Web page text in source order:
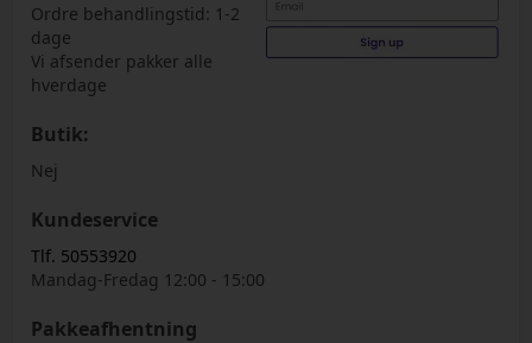
Ordre behandlingstid: 1-2
dage
Vi afsender pakker alle
hverdage
Butik:
Nej
Kundeservice
Tlf. 50553920
Mandag-Fredag 12:00 - 15:00
Pakkeafhentning